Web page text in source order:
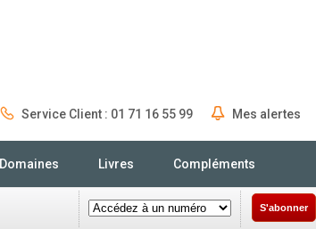
Service Client : 01 71 16 55 99 Mes alertes
Domaines Livres Compléments
S'abonner